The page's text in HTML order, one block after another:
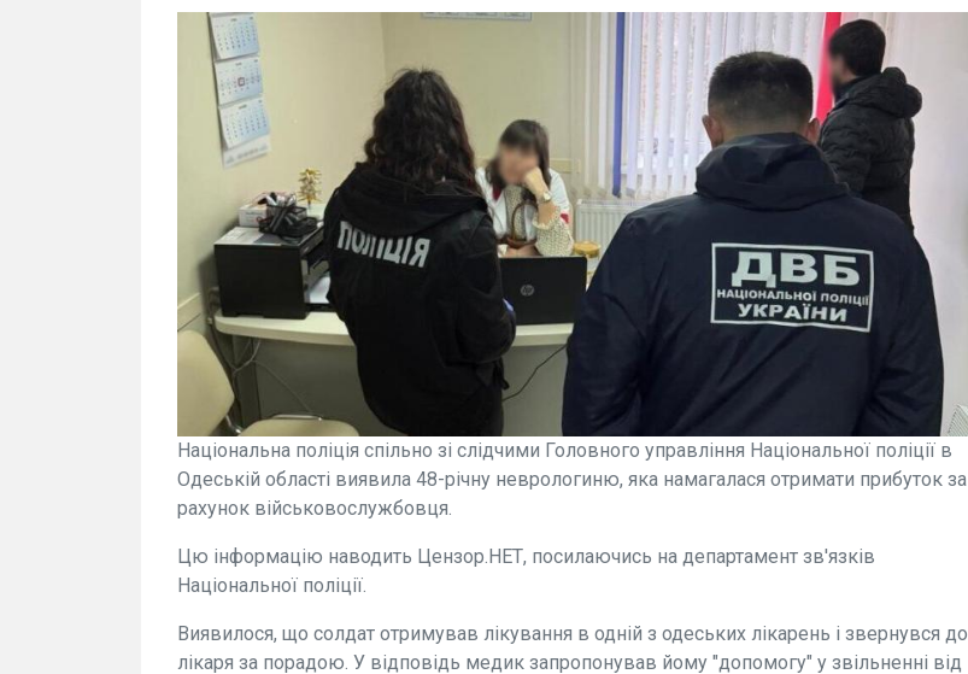
Національна поліція спільно зі слідчими Головного управління Національної поліції в
Одеській області виявила 48-річну неврологиню, яка намагалася отримати прибуток за
рахунок військовослужбовця.
Цю інформацію наводить Цензор.НЕТ, посилаючись на департамент зв'язків
Національної поліції.
Виявилося, що солдат отримував лікування в одній з одеських лікарень і звернувся до
лікаря за порадою. У відповідь медик запропонував йому "допомогу" у звільненні від